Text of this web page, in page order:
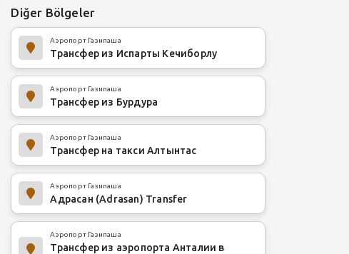
Diğer Bölgeler
Аэропорт Газипаша
Трансфер из Испарты Кечиборлу
Аэропорт Газипаша
Трансфер из Бурдура
Аэропорт Газипаша
Трансфер на такси Алтынтас
Аэропорт Газипаша
Адрасан (Adrasan) Transfer
Аэропорт Газипаша
Трансфер из аэропорта Анталии в